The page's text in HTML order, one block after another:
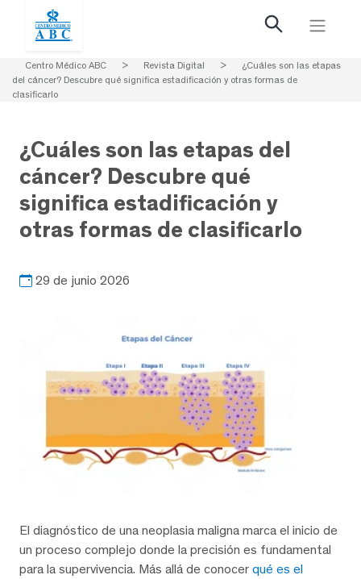
Centro Médico ABC > Revista Digital >
¿Cuáles son las etapas
del cáncer? Descubre qué significa estadificación y otras formas de
clasificarlo
¿Cuáles son las etapas del
cáncer? Descubre qué
significa estadificación y
otras formas de clasificarlo
29 de junio 2026
El diagnóstico de una neoplasia maligna marca el inicio de
un proceso complejo donde la precisión es fundamental
para la supervivencia. Más allá de conocer qué es el